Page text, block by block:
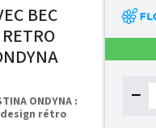
BEC
ONDYNA :
rétro
−